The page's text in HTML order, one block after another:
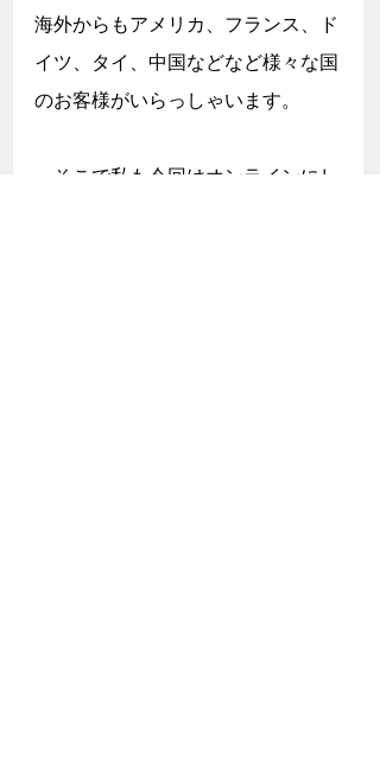
海外からもアメリカ、フランス、ド
イツ、タイ、中国などなど様々な国
のお客様がいらっしゃいます。
そこで私も今回はオンラインにし